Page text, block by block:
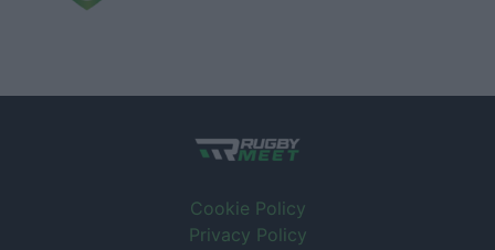
Cookie Policy
Privacy Policy